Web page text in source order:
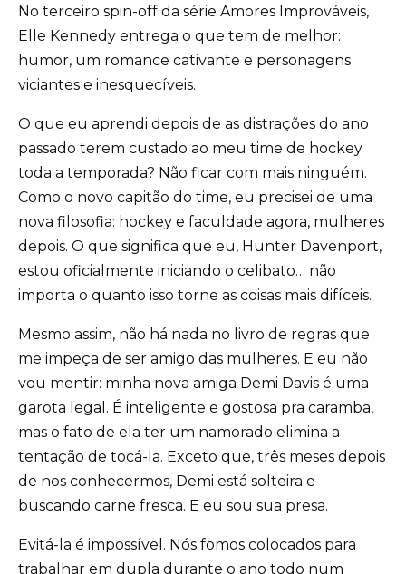
No terceiro spin-off da série Amores Improváveis,
Elle Kennedy entrega o que tem de melhor:
humor, um romance cativante e personagens
viciantes e inesquecíveis.
O que eu aprendi depois de as distrações do ano
passado terem custado ao meu time de hockey
toda a temporada? Não ficar com mais ninguém.
Como o novo capitão do time, eu precisei de uma
nova filosofia: hockey e faculdade agora, mulheres
depois. O que significa que eu, Hunter Davenport,
estou oficialmente iniciando o celibato… não
importa o quanto isso torne as coisas mais difíceis.
Mesmo assim, não há nada no livro de regras que
me impeça de ser amigo das mulheres. E eu não
vou mentir: minha nova amiga Demi Davis é uma
garota legal. É inteligente e gostosa pra caramba,
mas o fato de ela ter um namorado elimina a
tentação de tocá-la. Exceto que, três meses depois
de nos conhecermos, Demi está solteira e
buscando carne fresca. E eu sou sua presa.
Evitá-la é impossível. Nós fomos colocados para
trabalhar em dupla durante o ano todo num